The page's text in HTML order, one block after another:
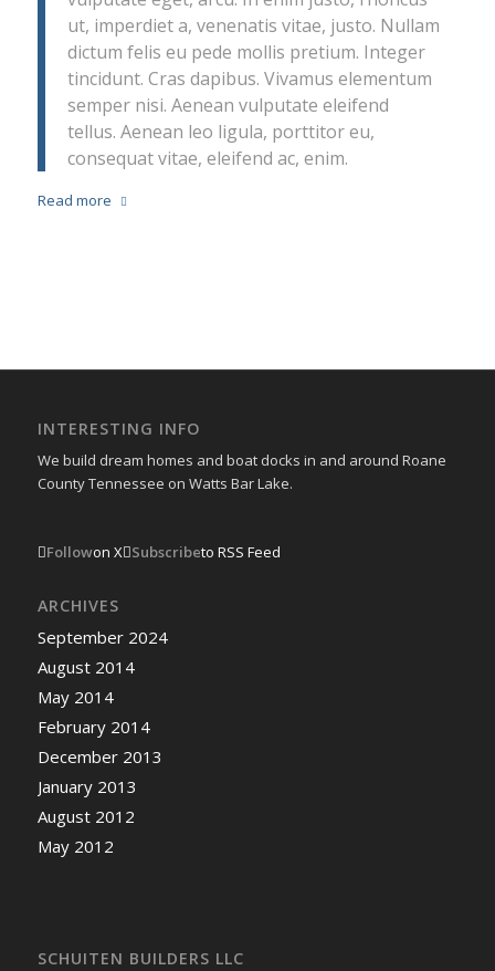
ut, imperdiet a, venenatis vitae, justo. Nullam
dictum felis eu pede mollis pretium. Integer
tincidunt. Cras dapibus. Vivamus elementum
semper nisi. Aenean vulputate eleifend
tellus. Aenean leo ligula, porttitor eu,
consequat vitae, eleifend ac, enim.
Read more
INTERESTING INFO
We build dream homes and boat docks in and around Roane
County Tennessee on Watts Bar Lake.
Followon X Subscribeto RSS Feed
ARCHIVES
September 2024
August 2014
May 2014
February 2014
December 2013
January 2013
August 2012
May 2012
SCHUITEN BUILDERS LLC